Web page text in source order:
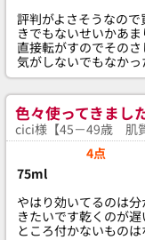
評判がよさそうなの
きでもないせいかあ
直接転がすのでその
気がしないでもなかっ
色々使ってきまし
cici様【45－49歳 肌
4点
75ml
やはり効いてるのは
きたいです乾くのが
ところ付かないもの